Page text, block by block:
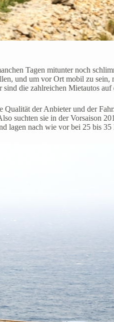
Tagen mitunter noch
und um vor Ort mobil zu
die zahlreichen Mietautos auf
der Anbieter und der
suchten sie in der
lagen nach wie vor bei 25 bis